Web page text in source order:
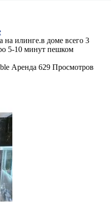
на илинге.в доме всего 3
5-10 минут пешком
Аренда 629 Просмотров